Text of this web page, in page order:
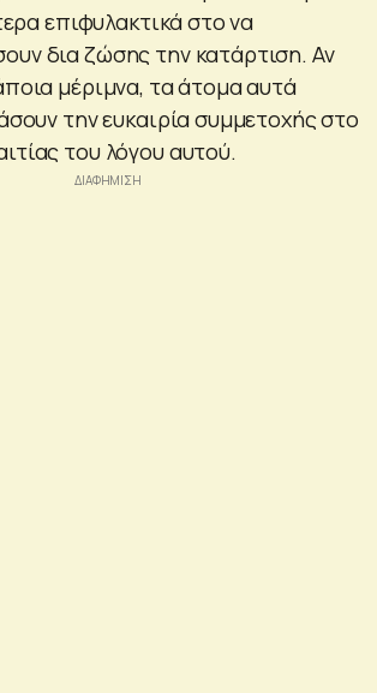
επιφυλακτικά στο να
δια ζώσης την κατάρτιση. Αν
μέριμνα, τα άτομα αυτά
την ευκαιρία συμμετοχής στο
του λόγου αυτού.